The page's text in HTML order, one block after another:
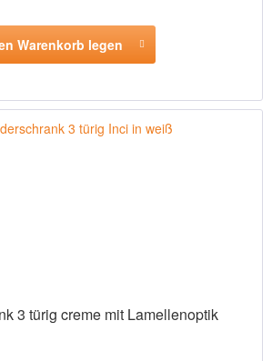
Warenkorb legen
3 türig creme mit Lamellenoptik